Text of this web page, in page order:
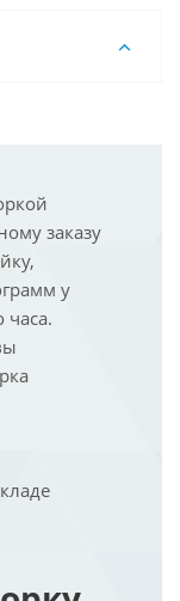
заказу
у
часа.